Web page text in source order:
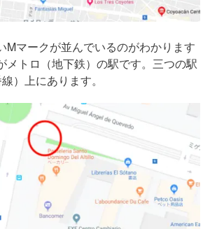
Mマークが並んでいるのがわかります
メトロ（地下鉄）の駅です。三つの駅
）上にあります。